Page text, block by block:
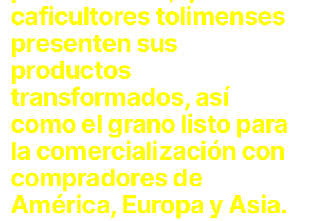
caficultores tolimenses
presenten sus
productos
transformados, así
como el grano listo para
la comercialización con
compradores de
América, Europa y Asia.